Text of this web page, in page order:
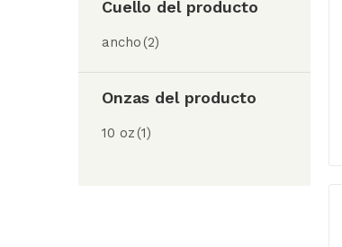
Cuello del producto
ancho(2)
Onzas del producto
10 oz(1)